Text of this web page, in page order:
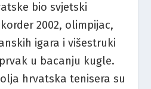
bio svjetski
2002, olimpijac,
igara i višestruki
u bacanju kugle.
hrvatska tenisera su